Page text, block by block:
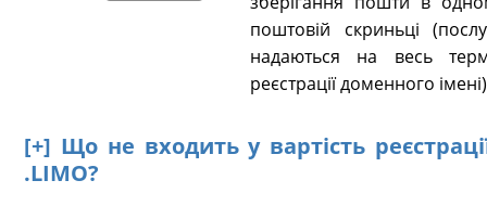
поштовій скриньці
надаються на весь
реєстрації доменного
[+] Що не входить у вартість
.LIMO?